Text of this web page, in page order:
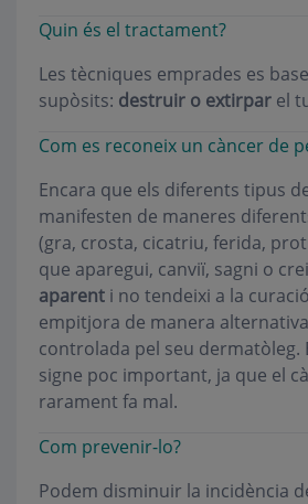
Quin és el tractament?
Les tècniques emprades es
supòsits: destruir o extirpar el
Com es reconeix un càncer de
Encara que els diferents tipus
manifesten de maneres
(gra, crosta, cicatriu, ferida,
que aparegui, canviï, sagni o
aparent i no tendeixi a la
empitjora de manera
controlada pel seu dermatòleg.
signe poc important, ja que el
rarament fa mal.
Com prevenir-lo?
Podem disminuir la incidència